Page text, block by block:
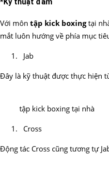
Với môn tập kick boxingtại
mắt luôn hướng về phía mục
Jab
Đây là kỹ thuật được thực hiện
tập kick boxing tại nhà
Cross
Động tác Cross cũng tương tự